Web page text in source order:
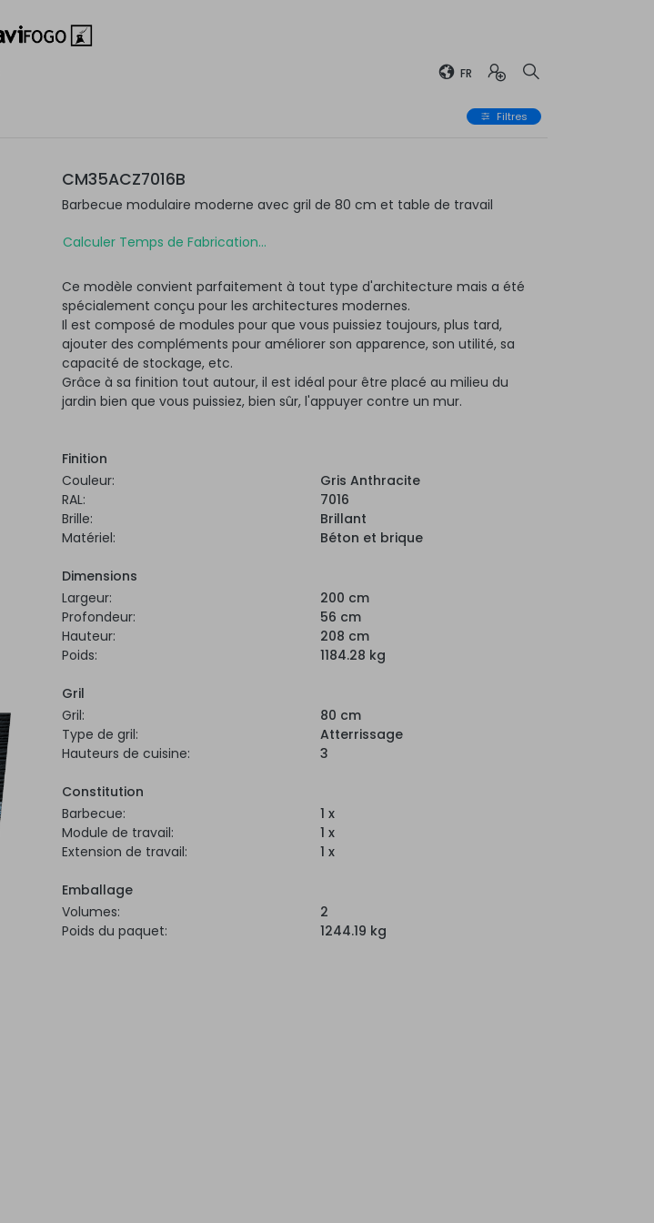
FR
Filtres
CM35ACZ7016B
Barbecue modulaire moderne avec gril de 80 cm et table de travail
Calculer Temps de Fabrication...
Ce modèle convient parfaitement à tout type d'architecture mais a été
spécialement conçu pour les architectures modernes.
Il est composé de modules pour que vous puissiez toujours, plus tard,
ajouter des compléments pour améliorer son apparence, son utilité, sa
capacité de stockage, etc.
Grâce à sa finition tout autour, il est idéal pour être placé au milieu du
jardin bien que vous puissiez, bien sûr, l'appuyer contre un mur.
Finition
Couleur:
Gris Anthracite
RAL:
7016
Brille:
Brillant
Matériel:
Béton et brique
Dimensions
Largeur:
200 cm
Profondeur:
56 cm
Hauteur:
208 cm
Poids:
1184.28 kg
Gril
Gril:
80 cm
Type de gril:
Atterrissage
Hauteurs de cuisine:
3
Constitution
Barbecue:
1 x
Module de travail:
1 x
Extension de travail:
1 x
Emballage
Volumes:
2
Poids du paquet:
1244.19 kg